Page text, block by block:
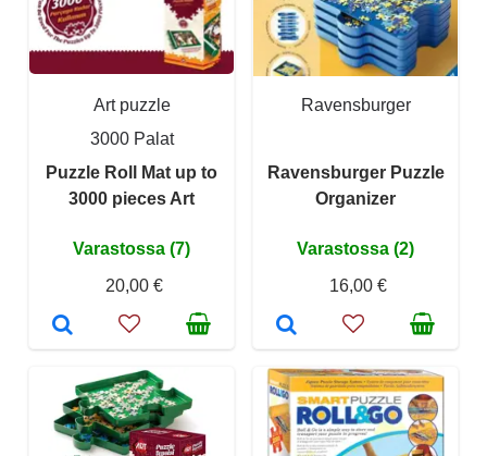
Art puzzle
3000 Palat
Puzzle Roll Mat up to
3000 pieces Art
Varastossa (7)
20,00 €
Ravensburger
Ravensburger Puzzle
Organizer
Varastossa (2)
16,00 €